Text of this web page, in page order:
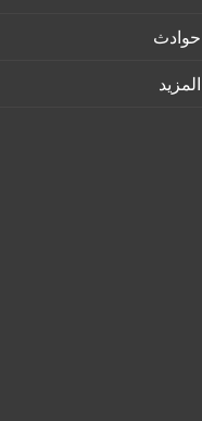
حوادث
المزيد
في
على